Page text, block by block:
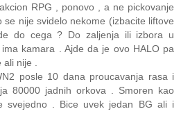
RPG , ponovo , a ne pickovanje
se nije svidelo nekome (izbacite liftove
do cega ? Do zaljenja ili izbora u
kamara . Ajde da je ovo HALO pa
nije .
posle 10 dana proucavanja rasa i
80000 jadnih orkova . Smoren kao
svejedno . Bice uvek jedan BG ali i